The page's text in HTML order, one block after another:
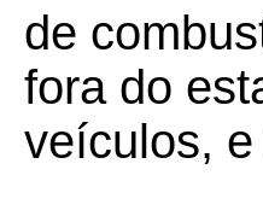
de
fora do
veículos,